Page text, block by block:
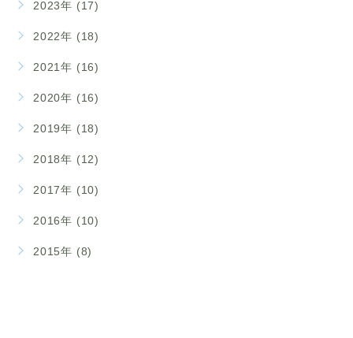
2023年 (17)
2022年 (18)
2021年 (16)
2020年 (16)
2019年 (18)
2018年 (12)
2017年 (10)
2016年 (10)
2015年 (8)